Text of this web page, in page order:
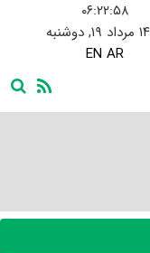
۰۶:۲۲:۵۹
EN AR